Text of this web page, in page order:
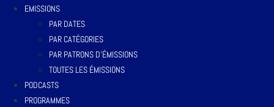
EMISSIONS
PAR DATES
PAR CATÉGORIES
PAR PATRONS D’ÉMISSIONS
TOUTES LES ÉMISSIONS
PODCASTS
PROGRAMMES